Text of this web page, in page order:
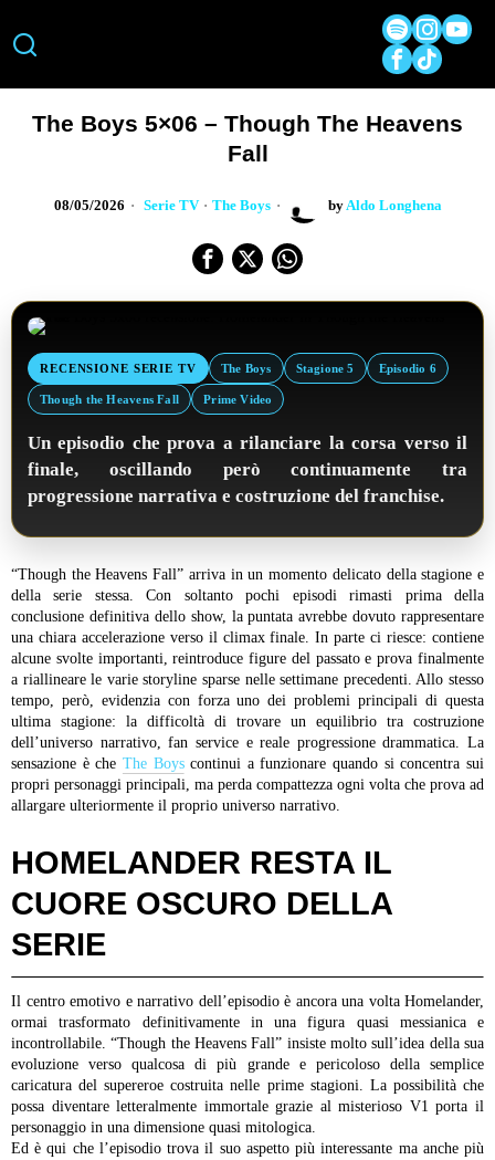
The Boys 5×06 – Though The Heavens
Fall
08/05/2026 Serie TV · The Boys by Aldo Longhena
RECENSIONE SERIE TV The Boys Stagione 5 Episodio 6
Though the Heavens Fall Prime Video
Un episodio che prova a rilanciare la corsa verso il
finale, oscillando però continuamente tra
progressione narrativa e costruzione del franchise.
“Though the Heavens Fall” arriva in un momento delicato della stagione e
della serie stessa. Con soltanto pochi episodi rimasti prima della
conclusione definitiva dello show, la puntata avrebbe dovuto rappresentare
una chiara accelerazione verso il climax finale. In parte ci riesce: contiene
alcune svolte importanti, reintroduce figure del passato e prova finalmente
a riallineare le varie storyline sparse nelle settimane precedenti. Allo stesso
tempo, però, evidenzia con forza uno dei problemi principali di questa
ultima stagione: la difficoltà di trovare un equilibrio tra costruzione
dell’universo narrativo, fan service e reale progressione drammatica. La
sensazione è che The Boyscontinui a funzionare quando si concentra sui
propri personaggi principali, ma perda compattezza ogni volta che prova ad
allargare ulteriormente il proprio universo narrativo.
HOMELANDER RESTA IL
CUORE OSCURO DELLA
SERIE
Il centro emotivo e narrativo dell’episodio è ancora una volta Homelander,
ormai trasformato definitivamente in una figura quasi messianica e
incontrollabile. “Though the Heavens Fall” insiste molto sull’idea della sua
evoluzione verso qualcosa di più grande e pericoloso della semplice
caricatura del supereroe costruita nelle prime stagioni. La possibilità che
possa diventare letteralmente immortale grazie al misterioso V1 porta il
personaggio in una dimensione quasi mitologica.
Ed è qui che l’episodio trova il suo aspetto più interessante ma anche più